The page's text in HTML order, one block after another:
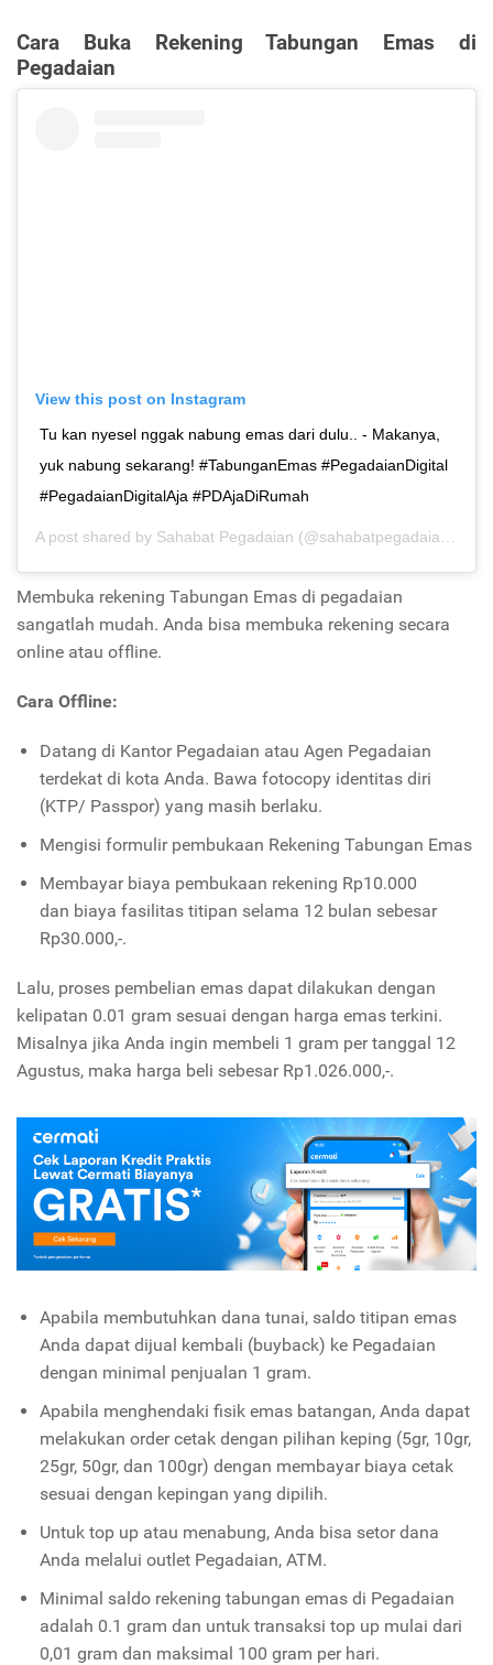
Cara Buka Rekening Tabungan Emas di
Pegadaian
View this post on Instagram
Tu kan nyesel nggak nabung emas dari dulu.. - Makanya,
yuk nabung sekarang! #TabunganEmas #PegadaianDigital
#PegadaianDigitalAja #PDAjaDiRumah
A post shared by Sahabat Pegadaian (@sahabatpegadaian) on
Membuka rekening Tabungan Emas di pegadaian
sangatlah mudah. Anda bisa membuka rekening secara
online atau offline.
Cara Offline:
Datang di Kantor Pegadaian atau Agen Pegadaian
terdekat di kota Anda. Bawa fotocopy identitas diri
(KTP/ Passpor) yang masih berlaku.
Mengisi formulir pembukaan Rekening Tabungan Emas
Membayar biaya pembukaan rekening Rp10.000
dan biaya fasilitas titipan selama 12 bulan sebesar
Rp30.000,-.
Lalu, proses pembelian emas dapat dilakukan dengan
kelipatan 0.01 gram sesuai dengan harga emas terkini.
Misalnya jika Anda ingin membeli 1 gram per tanggal 12
Agustus, maka harga beli sebesar Rp1.026.000,-.
Apabila membutuhkan dana tunai, saldo titipan emas
Anda dapat dijual kembali (buyback) ke Pegadaian
dengan minimal penjualan 1 gram.
Apabila menghendaki fisik emas batangan, Anda dapat
melakukan order cetak dengan pilihan keping (5gr, 10gr,
25gr, 50gr, dan 100gr) dengan membayar biaya cetak
sesuai dengan kepingan yang dipilih.
Untuk top up atau menabung, Anda bisa setor dana
Anda melalui outlet Pegadaian, ATM.
Minimal saldo rekening tabungan emas di Pegadaian
adalah 0.1 gram dan untuk transaksi top up mulai dari
0,01 gram dan maksimal 100 gram per hari.